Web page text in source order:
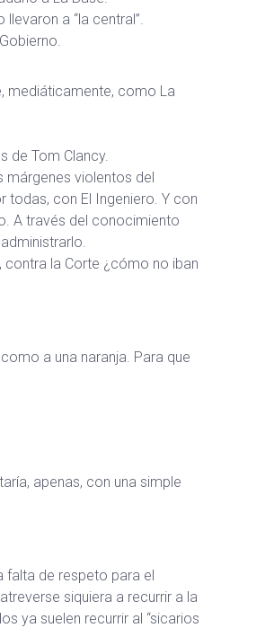
a “la central”.
mediáticamente, como La
de Tom Clancy.
márgenes violentos del
todas, con El Ingeniero. Y con
A través del conocimiento
contra la Corte ¿cómo no iban
a una naranja. Para que
apenas, con una simple
falta de respeto para el
siquiera a recurrir a la
ya suelen recurrir al “sicarios